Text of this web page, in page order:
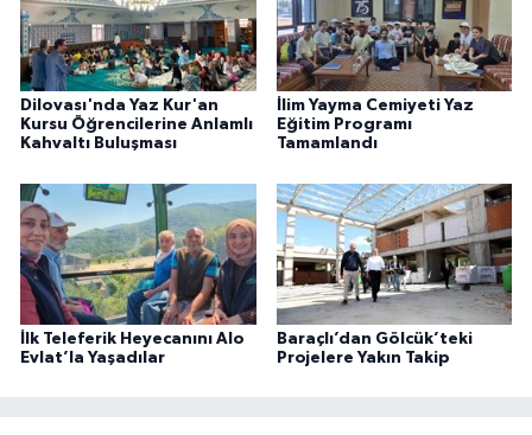
Dilovası'nda Yaz Kur'an
Kursu Öğrencilerine Anlamlı
Kahvaltı Buluşması
İlim Yayma Cemiyeti Yaz
Eğitim Programı
Tamamlandı
İlk Teleferik Heyecanını Alo
Evlat’la Yaşadılar
Baraçlı’dan Gölcük’teki
Projelere Yakın Takip